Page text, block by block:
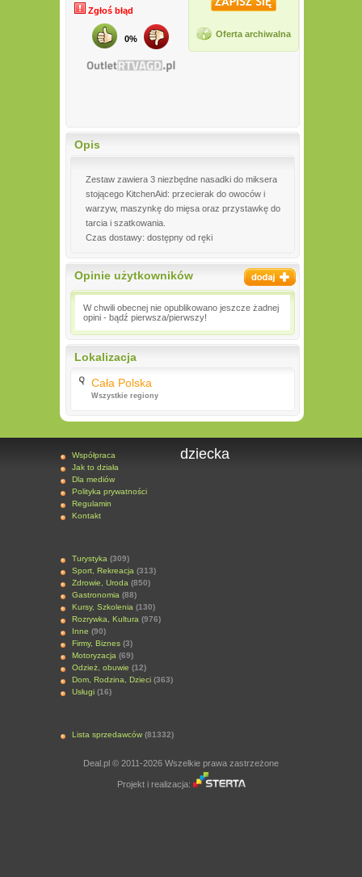
Zgłoś błąd
0%
Oferta archiwalna
Opis
Zestaw zawiera 3 niezbędne nasadki do miksera
stojącego KitchenAid: przecierak do owoców i
warzyw, maszynkę do mięsa oraz przystawkę do
tarcia i szatkowania.
Czas dostawy: dostępny od ręki
Opinie użytkowników
W chwili obecnej nie opublikowano jeszcze żadnej
opini - bądź pierwsza/pierwszy!
Lokalizacja
Cała Polska
Wszystkie regiony
Współpraca
Jak to działa
Dla mediów
Polityka prywatności
Regulamin
Kontakt
Turystyka (309)
Sport, Rekreacja (313)
Zdrowie, Uroda (850)
Gastronomia (88)
Kursy, Szkolenia (130)
Rozrywka, Kultura (976)
Inne (90)
Firmy, Biznes (3)
Motoryzacja (69)
Odzież, obuwie (12)
Dom, Rodzina, Dzieci (363)
Usługi (16)
Lista sprzedawców (81332)
dziecka
Deal.pl © 2011-2026 Wszelkie prawa zastrzeżone
Projekt i realizacja: